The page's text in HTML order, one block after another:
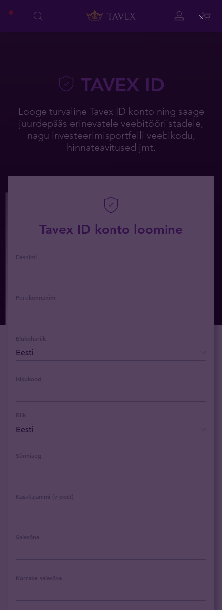
TAVEX ID
Looge turvaline Tavex ID konto ning saage
juurdepääs erinevatele veebitööriistadele,
nagu investeerimisportfelli veebikodu,
hinnateavitused jmt.
Tavex ID konto loomine
Eesnimi
Perekonnanimi
Elukohariik
Isikukood
Riik
Sünniaeg
Kasutajanimi (e-post)
Salasõna
Korrake salasõna
Close